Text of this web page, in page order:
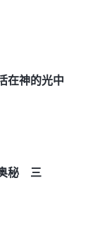
在神的光中
秘 三